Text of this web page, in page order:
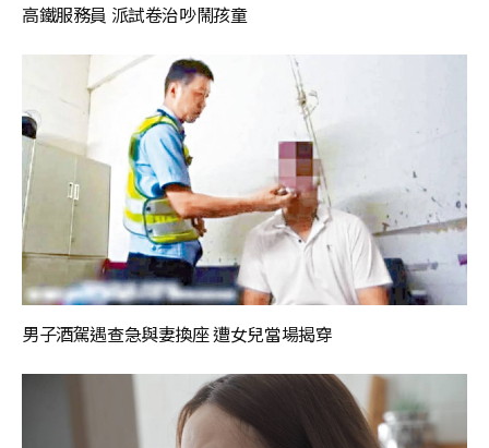
高鐵服務員 派試卷治吵鬧孩童
男子酒駕遇查急與妻換座 遭女兒當場揭穿